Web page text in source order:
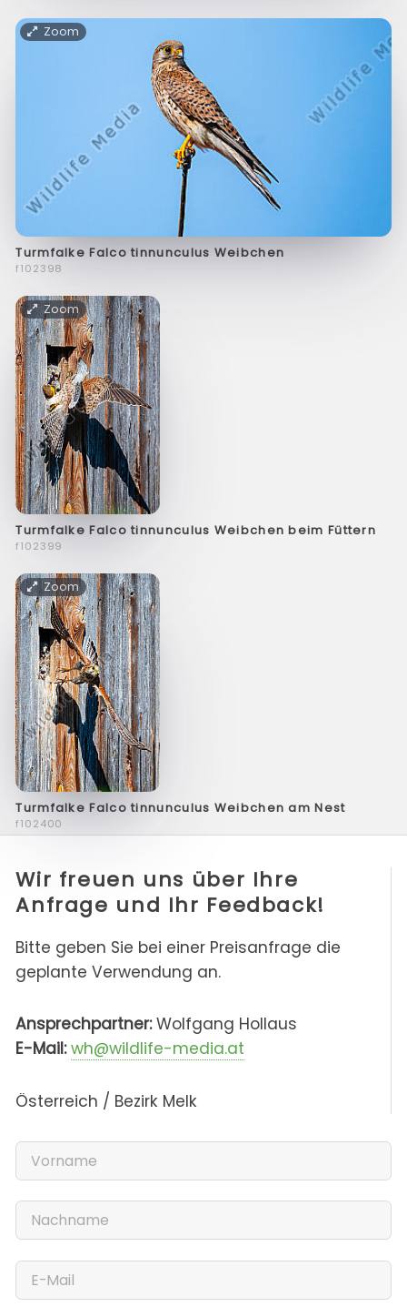
Zoom
Turmfalke Falco tinnunculus Weibchen
f102398
Zoom
Turmfalke Falco tinnunculus Weibchen beim Füttern
f102399
Zoom
Turmfalke Falco tinnunculus Weibchen am Nest
f102400
Wir freuen uns über Ihre
Anfrage und Ihr Feedback!
Bitte geben Sie bei einer Preisanfrage die
geplante Verwendung an.
Ansprechpartner:Wolfgang Hollaus
E-Mail: wh@wildlife-media.at
Österreich / Bezirk Melk